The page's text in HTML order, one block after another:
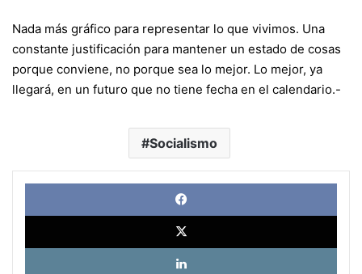
Nada más gráfico para representar lo que vivimos. Una
constante justificación para mantener un estado de cosas
porque conviene, no porque sea lo mejor. Lo mejor, ya
llegará, en un futuro que no tiene fecha en el calendario.-
Socialismo
X